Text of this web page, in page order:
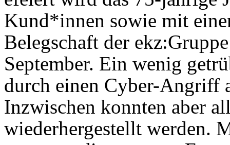
Kund*innen sowie mit
Belegschaft der
September. Ein wenig
durch einen Cyber-
Inzwischen konnten aber
wiederhergestellt werden.